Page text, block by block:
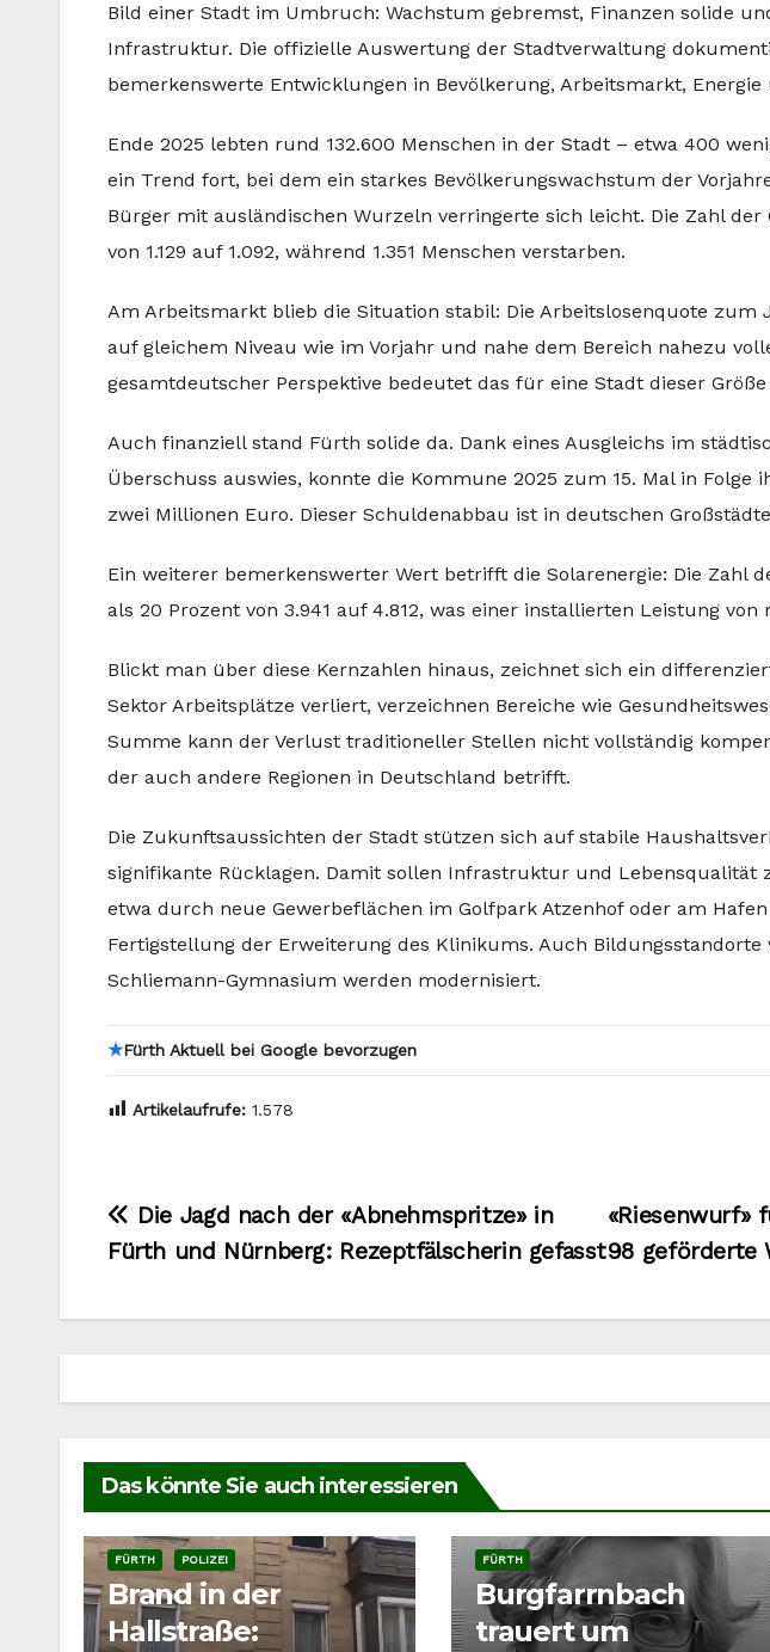
Bild einer Stadt im Umbruch: Wachstum gebremst, Finanzen solide
Infrastruktur. Die offizielle Auswertung der Stadtverwaltung
bemerkenswerte Entwicklungen in Bevölkerung, Arbeitsmarkt,
Ende 2025 lebten rund 132.600 Menschen in der Stadt – etwa 400
ein Trend fort, bei dem ein starkes Bevölkerungswachstum der
Bürger mit ausländischen Wurzeln verringerte sich leicht. Die Zahl der
von 1.129 auf 1.092, während 1.351 Menschen verstarben.
Am Arbeitsmarkt blieb die Situation stabil: Die Arbeitslosenquote zum
auf gleichem Niveau wie im Vorjahr und nahe dem Bereich nahezu
gesamtdeutscher Perspektive bedeutet das für eine Stadt dieser
Auch finanziell stand Fürth solide da. Dank eines Ausgleichs im
Überschuss auswies, konnte die Kommune 2025 zum 15. Mal in
zwei Millionen Euro. Dieser Schuldenabbau ist in deutschen
Ein weiterer bemerkenswerter Wert betrifft die Solarenergie: Die Zahl
als 20 Prozent von 3.941 auf 4.812, was einer installierten Leistung
Blickt man über diese Kernzahlen hinaus, zeichnet sich ein
Sektor Arbeitsplätze verliert, verzeichnen Bereiche wie
Summe kann der Verlust traditioneller Stellen nicht vollständig
der auch andere Regionen in Deutschland betrifft.
Die Zukunftsaussichten der Stadt stützen sich auf stabile
signifikante Rücklagen. Damit sollen Infrastruktur und Lebensqualität
etwa durch neue Gewerbeflächen im Golfpark Atzenhof oder am
Fertigstellung der Erweiterung des Klinikums. Auch
Schliemann-Gymnasium werden modernisiert.
★Fürth Aktuell bei Google bevorzugen
Artikelaufrufe: 1.578
Beitragsnavigation
«Riesenwurf»
98 geförderte
Die Jagd nach der «Abnehmspritze» in
Fürth und Nürnberg: Rezeptfälscherin gefasst
Das könnte Sie auch interessieren
FÜRTH POLIZEI
Brand in der
Hallstraße:
FÜRTH
Burgfarrnbach
trauert um